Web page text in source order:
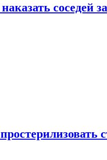
соседей